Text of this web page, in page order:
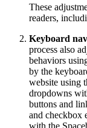
These
readers,
Keyboard
process also
behaviors
by the
website using
dropdowns
buttons and
and checkbox
with the